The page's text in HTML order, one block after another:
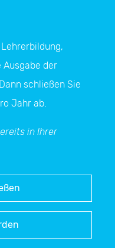
der
schließen Sie
Jahr ab.
in Ihrer